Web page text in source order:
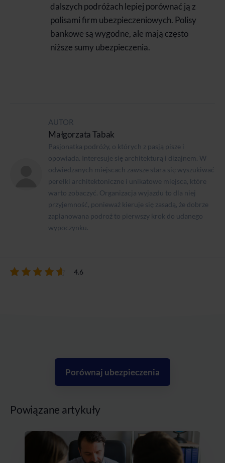
dalszych podróżach lepiej porównać ją z
polisami firm ubezpieczeniowych. Polisy
bankowe są wygodne, ale mają często
niższe sumy ubezpieczenia.
AUTOR
Małgorzata Tabak
Pasjonatka podróży, o których z pasją pisze i
opowiada. Interesuje się architekturą i dizajnem. W
odwiedzanych miejscach zawsze stara się wyszukiwać
perełki architektoniczne i unikatowe miejsca, które
warto zobaczyć. Organizacja wyjazdu to dla niej
przyjemność, ponieważ kieruje się zasadą, że dobrze
zaplanowana podroż to pierwszy krok do udanego
wypoczynku.
4.6
Porównaj ubezpieczenia
Powiązane artykuły